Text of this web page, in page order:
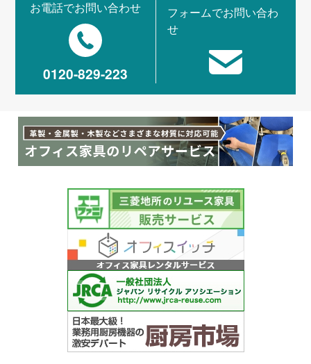
お電話でお問い合わせ
0120-829-223
フォームでお問い合わ
せ